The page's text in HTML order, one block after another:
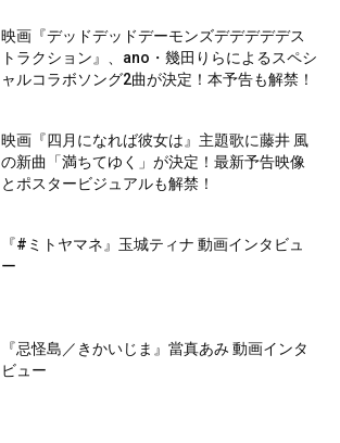
映画『デッドデッドデーモンズデデデデデス
トラクション』、ano・幾田りらによるスペシ
ャルコラボソング2曲が決定！本予告も解禁！
映画『四月になれば彼女は』主題歌に藤井 風
の新曲「満ちてゆく」が決定！最新予告映像
とポスタービジュアルも解禁！
『#ミトヤマネ』玉城ティナ 動画インタビュ
ー
『忌怪島／きかいじま』當真あみ 動画インタ
ビュー